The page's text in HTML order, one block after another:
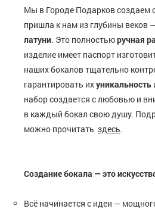
Мы в Городе Подарков создаем
пришла к нам из глубины веков
латуни. Это полностьюручная
изделие имеет паспорт
наших бокалов тщательно
гарантировать ихуникальность
набор создается с любовью и
в каждый бокал свою душу.
можно прочитать здесь.
Создание бокала — это
Всё начинается с идеи —